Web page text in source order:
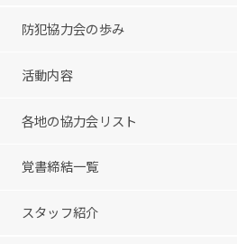
防犯協力会の歩み
活動内容
各地の協力会リスト
覚書締結一覧
スタッフ紹介